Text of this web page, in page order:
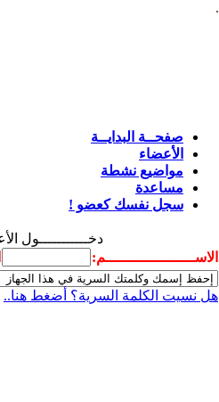
.
صفحــة البدايــة
الأعضاء
مواضيع نشطة
مساعدة
سجل نفسك كعضو !
دخـــــــــــول
الاســــــــــــــــــــم:
هل نسيت الكلمة السرية؟ أضغط هنا..